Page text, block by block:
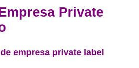
Private
empresa private label